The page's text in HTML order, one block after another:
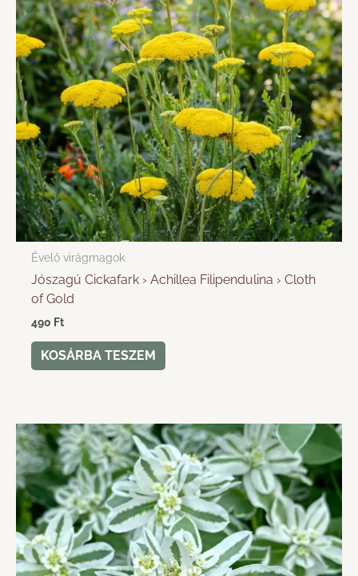
Évelő virágmagok
Jószagú Cickafark › Achillea Filipendulina › Cloth
of Gold
490 Ft
KOSÁRBA TESZEM